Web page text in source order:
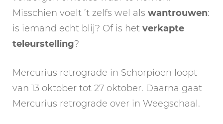
Misschien voelt ’t zelfs wel als wantrouwen:
is iemand echt blij? Of is het verkapte
teleurstelling?
Mercurius retrograde in Schorpioen loopt
van 13 oktober tot 27 oktober. Daarna gaat
Mercurius retrograde over in Weegschaal.